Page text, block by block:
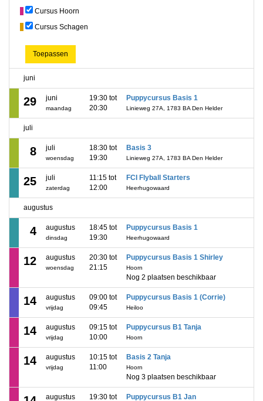
Cursus Hoorn
Cursus Schagen
Toepassen
juni
29 juni
maandag
19:30 tot
20:30
Puppycursus Basis 1
Linieweg 27A, 1783 BA Den Helder
juli
8 juli
woensdag
18:30 tot
19:30
Basis 3
Linieweg 27A, 1783 BA Den Helder
25 juli
zaterdag
11:15 tot
12:00
FCI Flyball Starters
Heerhugowaard
augustus
4 augustus
dinsdag
18:45 tot
19:30
Puppycursus Basis 1
Heerhugowaard
12 augustus
woensdag
20:30 tot
21:15
Puppycursus Basis 1 Shirley
Hoorn
Nog 2 plaatsen beschikbaar
14 augustus
vrijdag
09:00 tot
09:45
Puppycursus Basis 1 (Corrie)
Heiloo
14 augustus
vrijdag
09:15 tot
10:00
Puppycursus B1 Tanja
Hoorn
14 augustus
vrijdag
10:15 tot
11:00
Basis 2 Tanja
Hoorn
Nog 3 plaatsen beschikbaar
augustus
19:30 tot
Puppycursus B1 Jan